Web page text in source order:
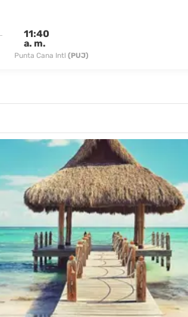
11:40
a. m.
Punta Cana Intl (PUJ)